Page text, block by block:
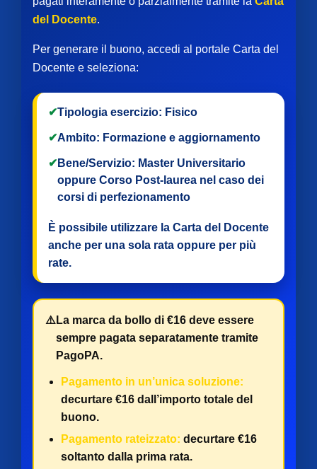
del Docente.
Per generare il buono, accedi al portale Carta del
Docente e seleziona:
✔Tipologia esercizio: Fisico
✔Ambito: Formazione e aggiornamento
✔ Bene/Servizio: Master Universitario
oppure Corso Post-laurea nel caso dei
corsi di perfezionamento
È possibile utilizzare la Carta del Docente
anche per una sola rata oppure per più
rate.
⚠️ La marca da bollo di €16 deve essere
sempre pagata separatamente tramite
PagoPA.
Pagamento in un’unica soluzione:
decurtare €16 dall’importo totale del
buono.
Pagamento rateizzato: decurtare €16
soltanto dalla prima rata.